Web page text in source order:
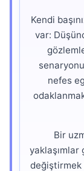
Kendi
var:
nefes
Bir
yaklaşımlar
değiştirmek